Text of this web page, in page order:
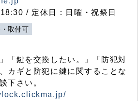
/ 定休日：日曜・祝祭日
取付可
「鍵を交換したい。」「防犯対
カギと防犯に鍵に関することな
下さい。